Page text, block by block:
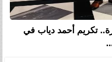
تكريم أحمد دياب في